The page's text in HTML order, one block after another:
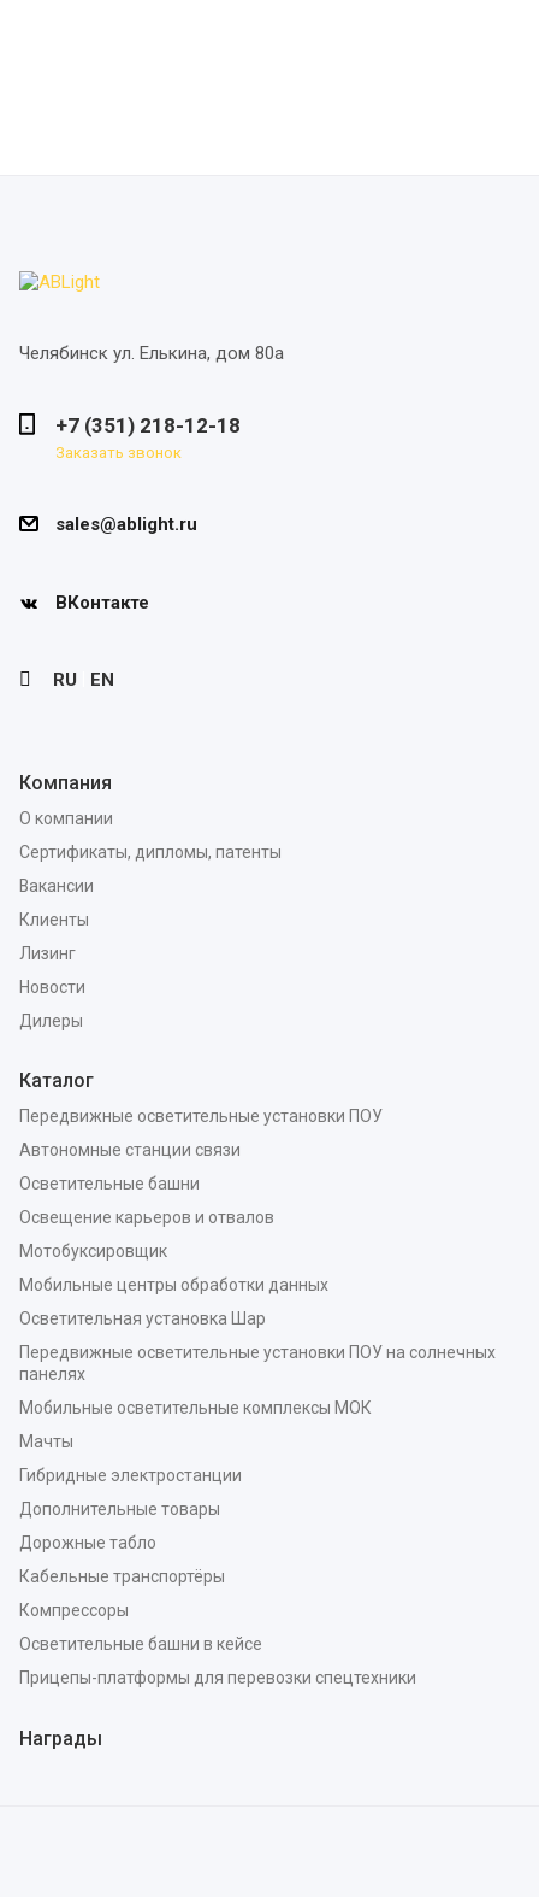
Челябинск ул. Елькина, дом 80а
+7 (351) 218-12-18
Заказать звонок
sales@ablight.ru
ВКонтакте
RU EN
Компания
О компании
Сертификаты, дипломы, патенты
Вакансии
Клиенты
Лизинг
Новости
Дилеры
Каталог
Передвижные осветительные установки ПОУ
Автономные станции связи
Осветительные башни
Освещение карьеров и отвалов
Мотобуксировщик
Мобильные центры обработки данных
Осветительная установка Шар
Передвижные осветительные установки ПОУ на солнечных
панелях
Мобильные осветительные комплексы МОК
Мачты
Гибридные электростанции
Дополнительные товары
Дорожные табло
Кабельные транспортёры
Компрессоры
Осветительные башни в кейсе
Прицепы-платформы для перевозки спецтехники
Награды